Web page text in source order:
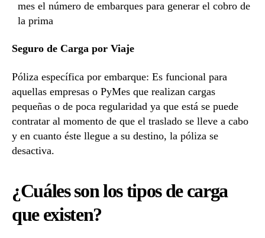
mes el número de embarques para generar el cobro de
la prima
Seguro de Carga por Viaje
Póliza específica por embarque: Es funcional para
aquellas empresas o PyMes que realizan cargas
pequeñas o de poca regularidad ya que está se puede
contratar al momento de que el traslado se lleve a cabo
y en cuanto éste llegue a su destino, la póliza se
desactiva.
¿Cuáles son los tipos de carga
que existen?